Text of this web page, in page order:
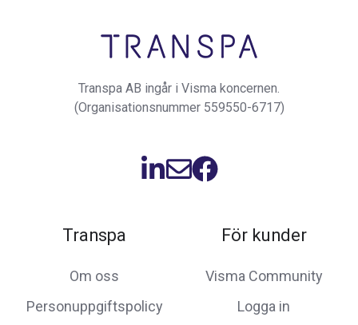
Transpa AB ingår i Visma koncernen.
(Organisationsnummer 559550-6717)
Transpa
Om oss
Personuppgiftspolicy
För kunder
Visma Community
Logga in